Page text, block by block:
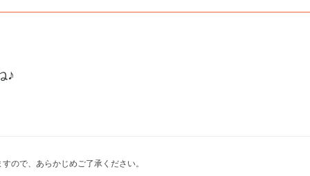
♪
ので、あらかじめご了承ください。